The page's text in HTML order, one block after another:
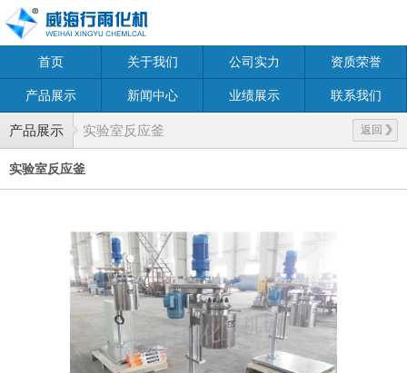
首页 关于我们 公司实力 资质荣誉
产品展示 新闻中心 业绩展示 联系我们
产品展示 返回
实验室反应釜
实验室反应釜